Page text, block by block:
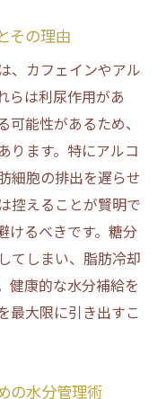
その理由
、カフェインやアル
らは利尿作用があ
能性があるため、
ります。特にアルコ
細胞の排出を遅らせ
控えることが賢明で
けるべきです。糖分
てしまい、脂肪冷却
健康的な水分補給を
最大限に引き出すこ
の水分管理術